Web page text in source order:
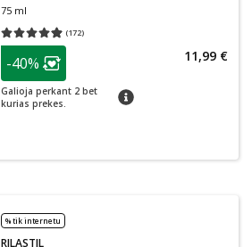
75 ml
(172)
Vidutinis įvertinimas 4.90
patarimas
Lojalumo klubo narių nuolaida
-40%
Galioja perkant 2 bet
kurias prekes.
patarimas
11,99 €
% tik internetu
RILASTIL